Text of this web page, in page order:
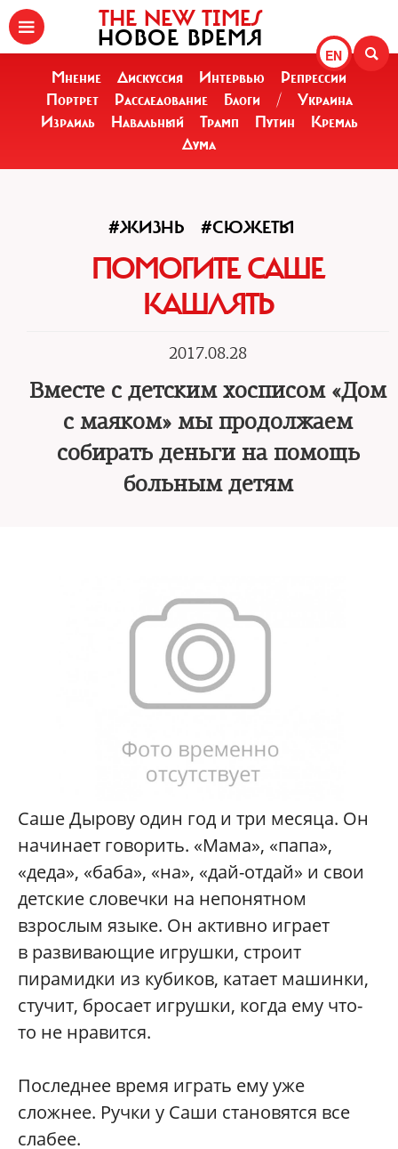
EN
THE NEW TIMES
НОВОЕ ВРЕМЯ
Мнение Дискуссия Интервью
Репрессии
Портрет
Расследование Блоги /
Украина
Израиль
Навальный Трамп Путин
Кремль
Дума
#ЖИЗНЬ #СЮЖЕТЫ
ПОМОГИТЕ САШЕ
КАШЛЯТЬ
2017.08.28
Вместе с детским хосписом «Дом
с маяком» мы продолжаем
собирать деньги на помощь
больным детям
Саше Дырову один год и три месяца. Он
начинает говорить. «Мама», «папа»,
«деда», «баба», «на», «дай-отдай» и свои
детские словечки на непонятном
взрослым языке. Он активно играет
в развивающие игрушки, строит
пирамидки из кубиков, катает машинки,
стучит, бросает игрушки, когда ему что-
то не нравится.
Последнее время играть ему уже
сложнее. Ручки у Саши становятся все
слабее.